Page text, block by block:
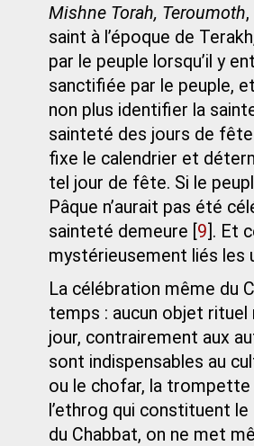
Mishne Torah, Teroumoth
saint à l’époque de
par le peuple lorsqu’il y
sanctifiée par le peuple,
non plus identifier la
sainteté des jours de
fixe le calendrier et
tel jour de fête. Si le
Pâque n’aurait pas été
sainteté demeure 9 . Et
mystérieusement liés les
La célébration même du
temps : aucun objet rituel
jour, contrairement aux
sont indispensables au
ou le chofar, la trompette
l’ethrog qui constituent
du Chabbat, on ne met